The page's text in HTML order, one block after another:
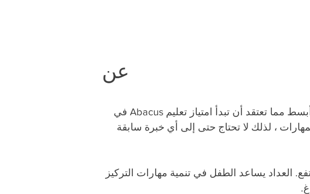
عن
في صناعة التعليم ، أثبت برنامج العداد أنه مفهوم ناجح. إنه أبسط مما تعتقد أن تبدأ امتياز تعليم Abacus في
، لذلك لا تحتاج حتى إلى أي خبرة سابقة
العداد يساعد الطفل في تنمية مهارات التركيز